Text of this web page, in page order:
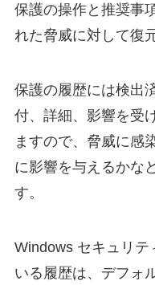
保護の操作と推奨事
れた脅威に対して復
保護の履歴には検出
付、詳細、影響を受
ますので、脅威に感
に影響を与えるかな
す。
Windows セキュリテ
いる履歴は、デフォ